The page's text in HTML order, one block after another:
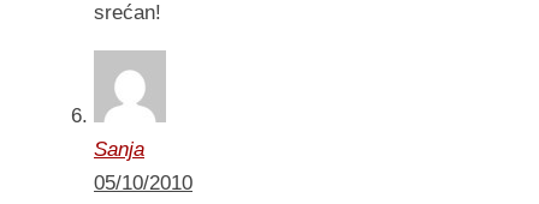
srećan!
Sanja
05/10/2010